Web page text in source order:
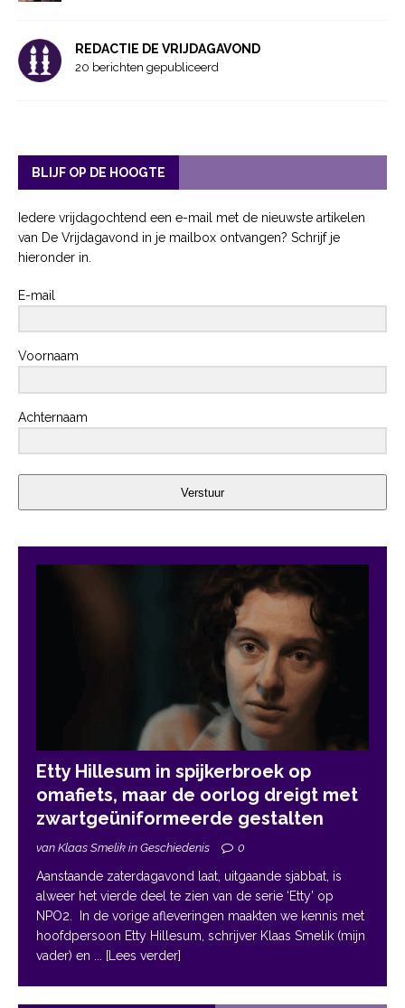
REDACTIE DE VRIJDAGAVOND
20 berichten gepubliceerd
BLIJF OP DE HOOGTE
Iedere vrijdagochtend een e-mail met de nieuwste artikelen
van De Vrijdagavond in je mailbox ontvangen? Schrijf je
hieronder in.
E-mail
Voornaam
Achternaam
Verstuur
Etty Hillesum in spijkerbroek op
omafiets, maar de oorlog dreigt met
zwartgeüniformeerde gestalten
van Klaas Smelik in Geschiedenis 0
Aanstaande zaterdagavond laat, uitgaande sjabbat, is
alweer het vierde deel te zien van de serie ‘Etty’ op
NPO2. In de vorige afleveringen maakten we kennis met
hoofdpersoon Etty Hillesum, schrijver Klaas Smelik (mijn
vader) en
... [Lees verder]